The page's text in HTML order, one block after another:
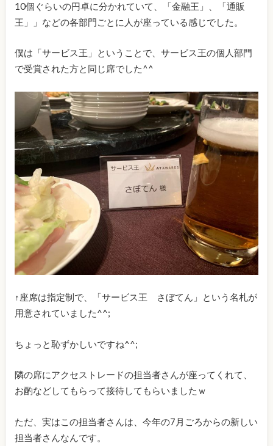
10個ぐらいの円卓に分かれていて、「金融王」、「通販
王」」などの各部門ごとに人が座っている感じでした。
僕は「サービス王」ということで、サービス王の個人部門
で受賞された方と同じ席でした^^
↑座席は指定制で、「サービス王 さぼてん」という名札が
用意されていました^^;
ちょっと恥ずかしいですね^^;
隣の席にアクセストレードの担当者さんが座ってくれて、
お酌などしてもらって接待してもらいましたｗ
ただ、実はこの担当者さんは、今年の7月ごろからの新しい
担当者さんなんです。